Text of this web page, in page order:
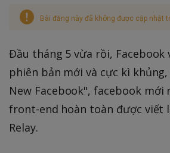
Bài đăng này đã không được cập nhật
Đầu tháng 5 vừa rồi, Facebook
phiên bản mới và cực kì
New Facebook", facebook mới
front-end hoàn toàn được viết
Relay.